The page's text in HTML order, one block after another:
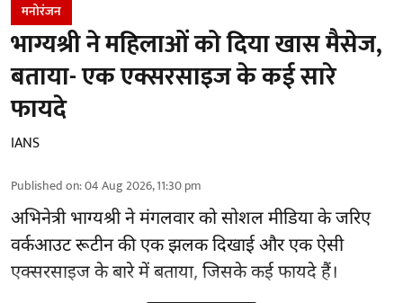
मनोरंजन
भाग्यश्री ने महिलाओं को दिया खास मैसेज,
बताया- एक एक्सरसाइज के कई सारे
फायदे
IANS
Published on:04 Aug 2026, 11:30 pm
अभिनेत्री भाग्यश्री ने मंगलवार को सोशल मीडिया के जरिए
वर्कआउट रूटीन की एक झलक दिखाई और एक ऐसी
एक्सरसाइज के बारे में बताया, जिसके कई फायदे हैं।